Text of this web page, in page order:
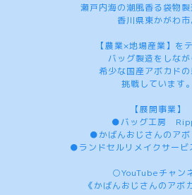
瀬戸内海の潮風香る袋物製
香川県東かがわ市
【農業×地場産業】を
バッグ製造をしなが
希少な国産アボカドの
挑戦しています。
【展開事業】
●バッグ工房
●かばんおじさんのアボ
●ランドセルリメイクサービ
○YouTubeチャン
《かばんおじさんのアボ